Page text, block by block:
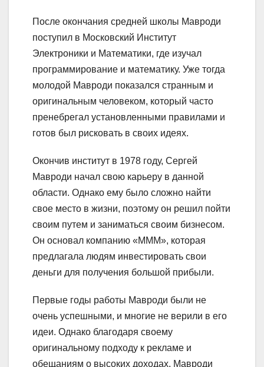
После окончания средней школы Мавроди
поступил в Московский Институт
Электроники и Математики, где изучал
программирование и математику. Уже тогда
молодой Мавроди показался странным и
оригинальным человеком, который часто
пренебрегал установленными правилами и
готов был рисковать в своих идеях.
Окончив институт в 1978 году, Сергей
Мавроди начал свою карьеру в данной
области. Однако ему было сложно найти
свое место в жизни, поэтому он решил пойти
своим путем и заниматься своим бизнесом.
Он основал компанию «МММ», которая
предлагала людям инвестировать свои
деньги для получения большой прибыли.
Первые годы работы Мавроди были не
очень успешными, и многие не верили в его
идеи. Однако благодаря своему
оригинальному подходу к рекламе и
обещаниям о высоких доходах, Мавроди